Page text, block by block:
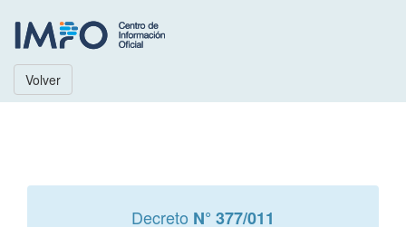
Volver
Decreto N° 377/011